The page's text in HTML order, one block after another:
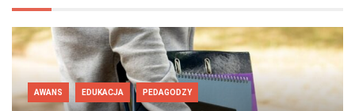
AWANS EDUKACJA PEDAGODZY